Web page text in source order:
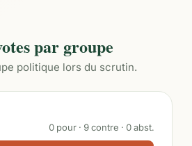
par groupe
politique lors du scrutin.
0 pour · 9contre · 0abst.